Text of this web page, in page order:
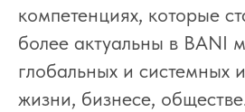
компетенциях, которые
более актуальны в ВАNI
глобальных и системных
жизни, бизнесе,